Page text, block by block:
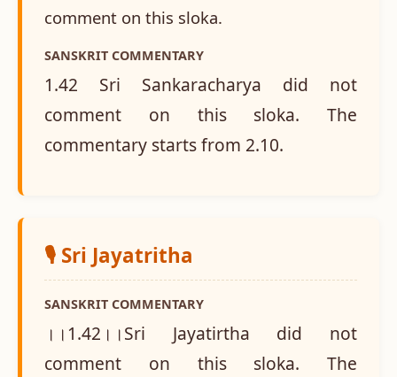
comment on this sloka.
SANSKRIT COMMENTARY
1.42 Sri Sankaracharya did not
comment on this sloka. The
commentary starts from 2.10.
🎙️ Sri Jayatritha
SANSKRIT COMMENTARY
।।1.42।।Sri Jayatirtha did not
comment on this sloka. The